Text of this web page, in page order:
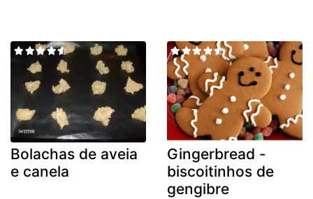
Bolachas de aveia
e canela
Gingerbread -
biscoitinhos de
gengibre